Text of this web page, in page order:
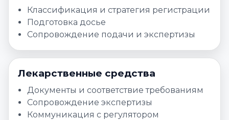
Классификация и стратегия регистрации
Подготовка досье
Сопровождение подачи и экспертизы
Лекарственные средства
Документы и соответствие требованиям
Сопровождение экспертизы
Коммуникация с регулятором